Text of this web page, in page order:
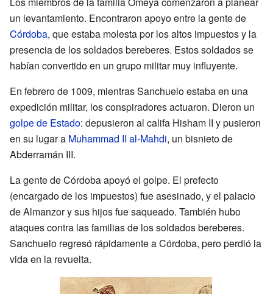
un levantamiento. Encontraron apoyo entre la gente de
Córdoba, que estaba molesta por los altos impuestos y la
presencia de los soldados bereberes. Estos soldados se
habían convertido en un grupo militar muy influyente.
En febrero de 1009, mientras Sanchuelo estaba en una
expedición militar, los conspiradores actuaron. Dieron un
golpe de Estado: depusieron al califa Hisham II y pusieron
en su lugar a Muhammad II al-Mahdi, un bisnieto de
Abderramán III.
La gente de Córdoba apoyó el golpe. El prefecto
(encargado de los impuestos) fue asesinado, y el palacio
de Almanzor y sus hijos fue saqueado. También hubo
ataques contra las familias de los soldados bereberes.
Sanchuelo regresó rápidamente a Córdoba, pero perdió la
vida en la revuelta.